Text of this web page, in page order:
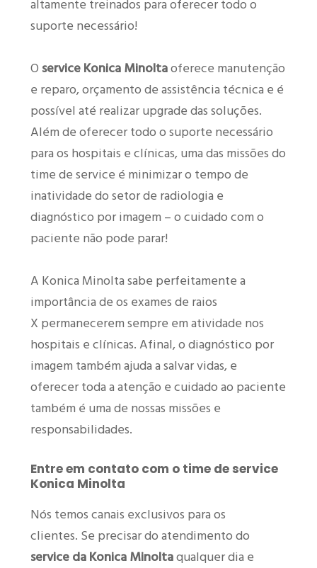
altamente treinados para oferecer todo o
suporte necessário!
O service Konica Minoltaoferece manutenção
e reparo, orçamento de assistência técnica e é
possível até realizar upgrade das soluções.
Além de oferecer todo o suporte necessário
para os hospitais e clínicas, uma das missões do
time de service é minimizar o tempo de
inatividade do setor de radiologia e
diagnóstico por imagem – o cuidado com o
paciente não pode parar!
A Konica Minolta sabe perfeitamente a
importância de os exames de raios
X permanecerem sempre em atividade nos
hospitais e clínicas. Afinal, o diagnóstico por
imagem também ajuda a salvar vidas, e
oferecer toda a atenção e cuidado ao paciente
também é uma de nossas missões e
responsabilidades.
Entre em contato com o time de service
Konica Minolta
Nós temos canais exclusivos para os
clientes. Se precisar do atendimento do
service da Konica Minoltaqualquer dia e